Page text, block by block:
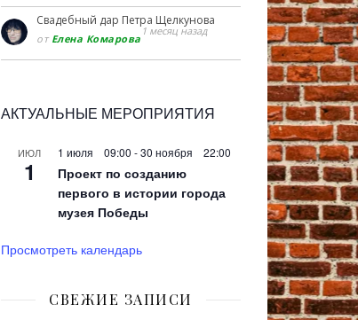
Свадебный дар Петра Щелкунова
от Елена Комарова
1 месяц назад
АКТУАЛЬНЫЕ МЕРОПРИЯТИЯ
ИЮЛ
1
1 июля 09:00 -30 ноября 22:00
Проект по созданию
первого в истории города
музея Победы
Просмотреть календарь
СВЕЖИЕ ЗАПИСИ